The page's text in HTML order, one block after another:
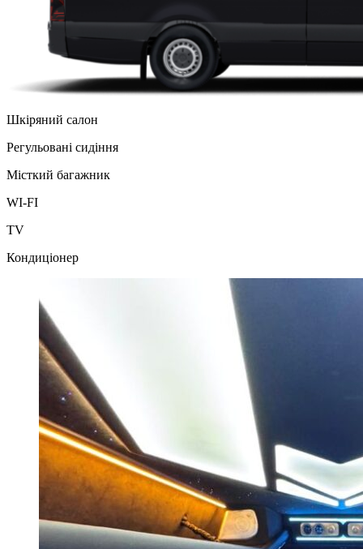
Шкіряний салон
Регульованi сидіння
Місткий багажник
WI-FI
TV
Кондиціонер